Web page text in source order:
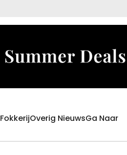
FokkerijOverig NieuwsGa Naar